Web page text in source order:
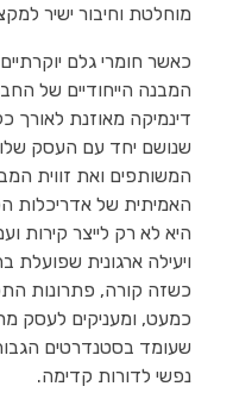
מוחלטת וחיבור ישיר
כאשר חומרי גלם
המבנה הייחודיים של
דינמיקה מאוזנת לאורך
שנושם יחד עם העסק
המשותפים ואת זווית
האמיתית של אדריכלות
היא לא רק לייצר קירות
ויעילה ארגונית
כשזה קורה, פתרונות
כמעט, ומעניקים לעסק
שעומד בסטנדרטים
נפשי לדורות קדימה.